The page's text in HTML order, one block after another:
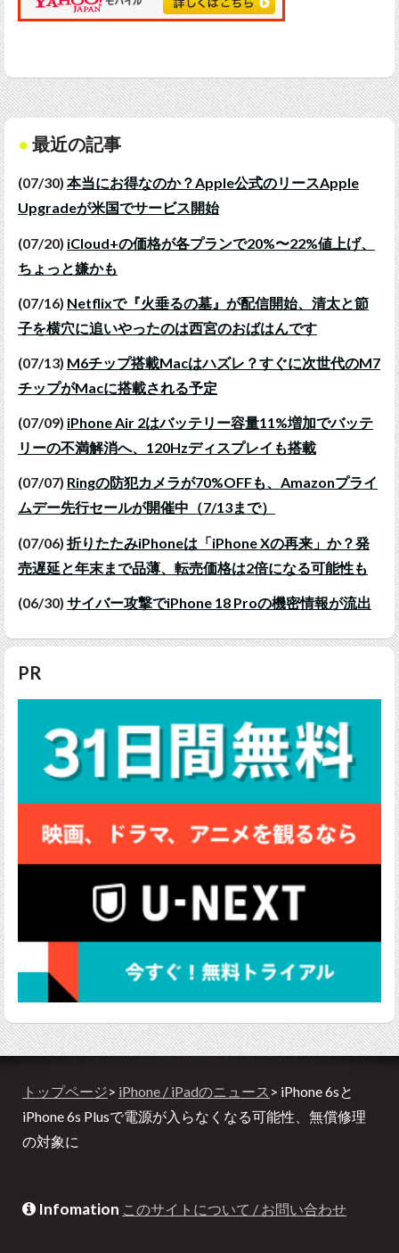
最近の記事
(07/30) 本当にお得なのか？Apple公式のリースApple
Upgradeが米国でサービス開始
(07/20) iCloud+の価格が各プランで20%〜22%値上げ、
ちょっと嫌かも
(07/16) Netflixで『火垂るの墓』が配信開始、清太と節
子を横穴に追いやったのは西宮のおばはんです
(07/13) M6チップ搭載Macはハズレ？すぐに次世代のM7
チップがMacに搭載される予定
(07/09) iPhone Air 2はバッテリー容量11%増加でバッテ
リーの不満解消へ、120Hzディスプレイも搭載
(07/07) Ringの防犯カメラが70%OFFも、Amazonプライ
ムデー先行セールが開催中（7/13まで）
(07/06) 折りたたみiPhoneは「iPhone Xの再来」か？発
売遅延と年末まで品薄、転売価格は2倍になる可能性も
(06/30) サイバー攻撃でiPhone 18 Proの機密情報が流出
PR
トップページ> iPhone / iPadのニュース > iPhone 6sと
iPhone 6s Plusで電源が入らなくなる可能性、無償修理
の対象に
Infomation このサイトについて / お問い合わせ